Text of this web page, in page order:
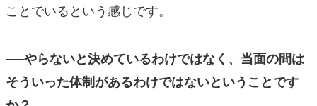
ことでいるという感じです。
──やらないと決めているわけではなく、当面の間は
そういった体制があるわけではないということです